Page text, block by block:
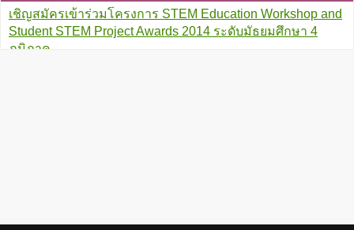
เชิญสมัครเข้าร่วมโครงการ STEM Education Workshop and
Student STEM Project Awards 2014 ระดับมัธยมศึกษา 4
ภูมิภาค